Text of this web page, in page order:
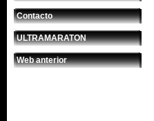
Contacto
ULTRAMARATON
Web anterior